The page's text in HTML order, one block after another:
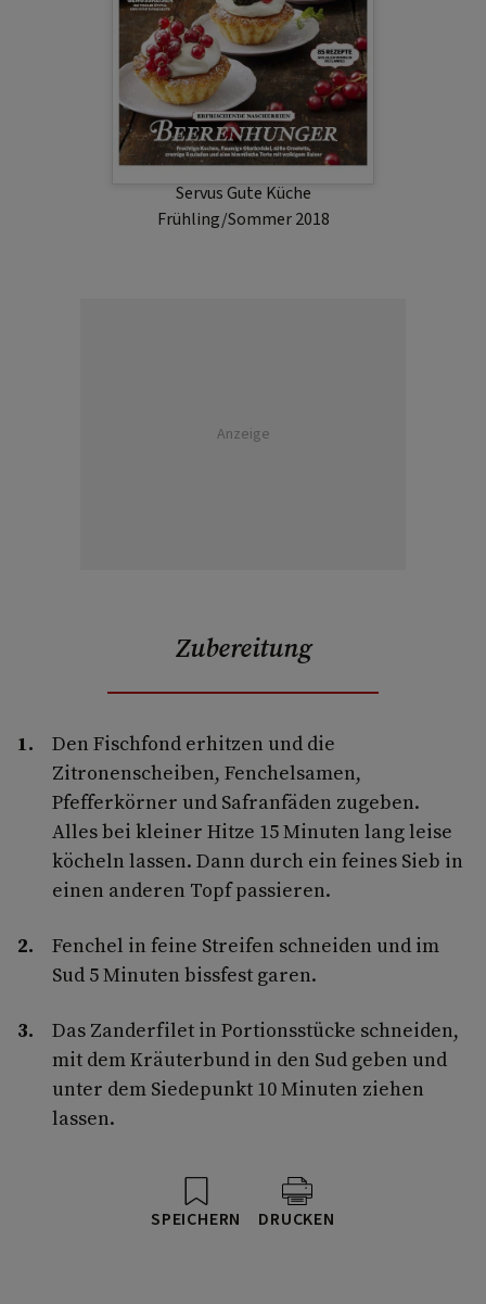
Servus Gute Küche
Frühling/Sommer 2018
Anzeige
Zubereitung
Den Fischfond erhitzen und die
Zitronenscheiben, Fenchelsamen,
Pfefferkörner und Safranfäden zugeben.
Alles bei kleiner Hitze 15 Minuten lang leise
köcheln lassen. Dann durch ein feines Sieb in
einen anderen Topf passieren.
Fenchel in feine Streifen schneiden und im
Sud 5 Minuten bissfest garen.
Das Zanderfilet in Portionsstücke schneiden,
mit dem Kräuterbund in den Sud geben und
unter dem Siedepunkt 10 Minuten ziehen
lassen.
SPEICHERN DRUCKEN